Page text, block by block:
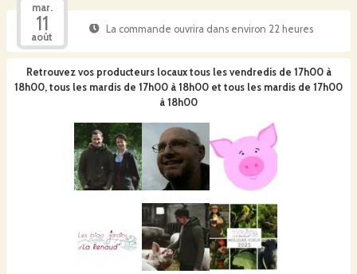
mar.
11
août
La commande ouvrira dans environ 22 heures
Retrouvez vos producteurs locaux tous les vendredis de 17h00 à
18h00, tous les mardis de 17h00 à 18h00 et tous les mardis de 17h00
à 18h00